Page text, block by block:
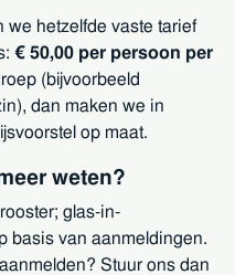
we hetzelfde vaste tarief
€ 50,00 per persoon per
(bijvoorbeeld
dan maken we in
op maat.
weten?
glas-in-
basis van aanmeldingen.
Stuur ons dan